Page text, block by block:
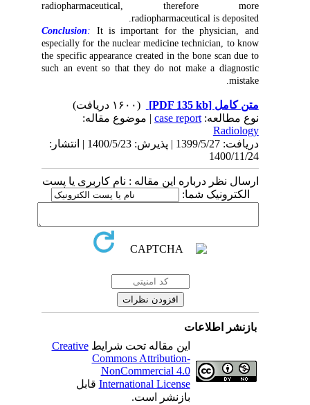
radiopharmaceutical, therefore more
radiopharmaceutical is deposited.
Conclusion
:
It is important for the physician, and
especially for the nuclear medicine technician, to know
the specific appearance created in the bone scan due to
such an event so that they do not make a diagnostic
mistake.
متن کامل[PDF 135 kb]
نوع مطالعه:case report| موضوع مقاله:
Radiology
دریافت: 1399/5/27 | پذیرش: 1400/5/23 | انتشار:
1400/11/24
ارسال نظر درباره این مقاله : نام کاربری یا پست
الکترونیک شما:
بازنشر اطلاعات
این مقاله تحت شرایطCreative
Commons Attribution-
NonCommercial 4.0
International Licenseقابل
بازنشر است.